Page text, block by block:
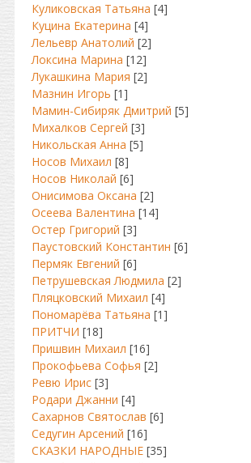
Куликовская Татьяна [4]
Куцина Екатерина [4]
Лельевр Анатолий [2]
Локсина Марина [12]
Лукашкина Мария [2]
Мазнин Игорь [1]
Мамин-Сибиряк Дмитрий [5]
Михалков Сергей [3]
Никольская Анна [5]
Носов Михаил [8]
Носов Николай [6]
Онисимова Оксана [2]
Осеева Валентина [14]
Остер Григорий [3]
Паустовский Константин [6]
Пермяк Евгений [6]
Петрушевская Людмила [2]
Пляцковский Михаил [4]
Пономарёва Татьяна [1]
ПРИТЧИ [18]
Пришвин Михаил [16]
Прокофьева Софья [2]
Ревю Ирис [3]
Родари Джанни [4]
Сахарнов Святослав [6]
Седугин Арсений [16]
СКАЗКИ НАРОДНЫЕ [35]